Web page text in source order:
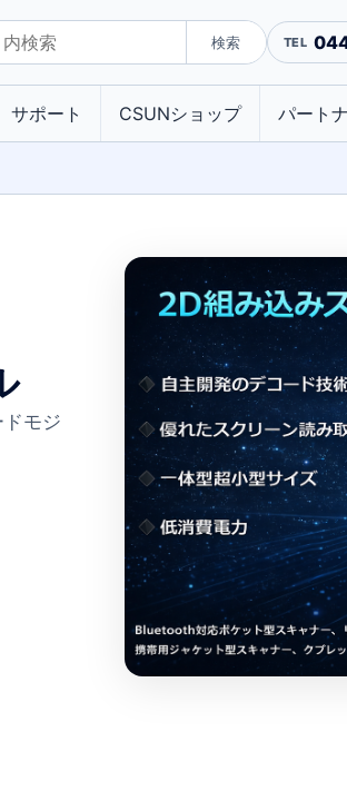
検索
サポート CSUNショップ パート
モジ